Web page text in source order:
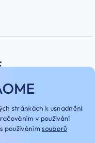
stránkách k usnadnění
v používání
používánímsouborů